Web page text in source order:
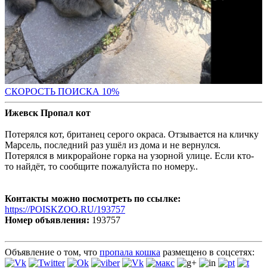
СКОРОСТЬ ПОИСКА 10%
Ижевск Пропал кот
Потерялся кот, британец серого окраса. Отзывается на кличку
Марсель, последний раз ушёл из дома и не вернулся.
Потерялся в микрорайоне горка на узорной улице. Если кто-
то найдёт, то сообщите пожалуйста по номеру..
Контакты можно посмотреть по ссылке:
https://POISKZOO.RU/193757
Номер объявления: 193757
Объявление о том, что пропала кошка размещено в соцсетях: